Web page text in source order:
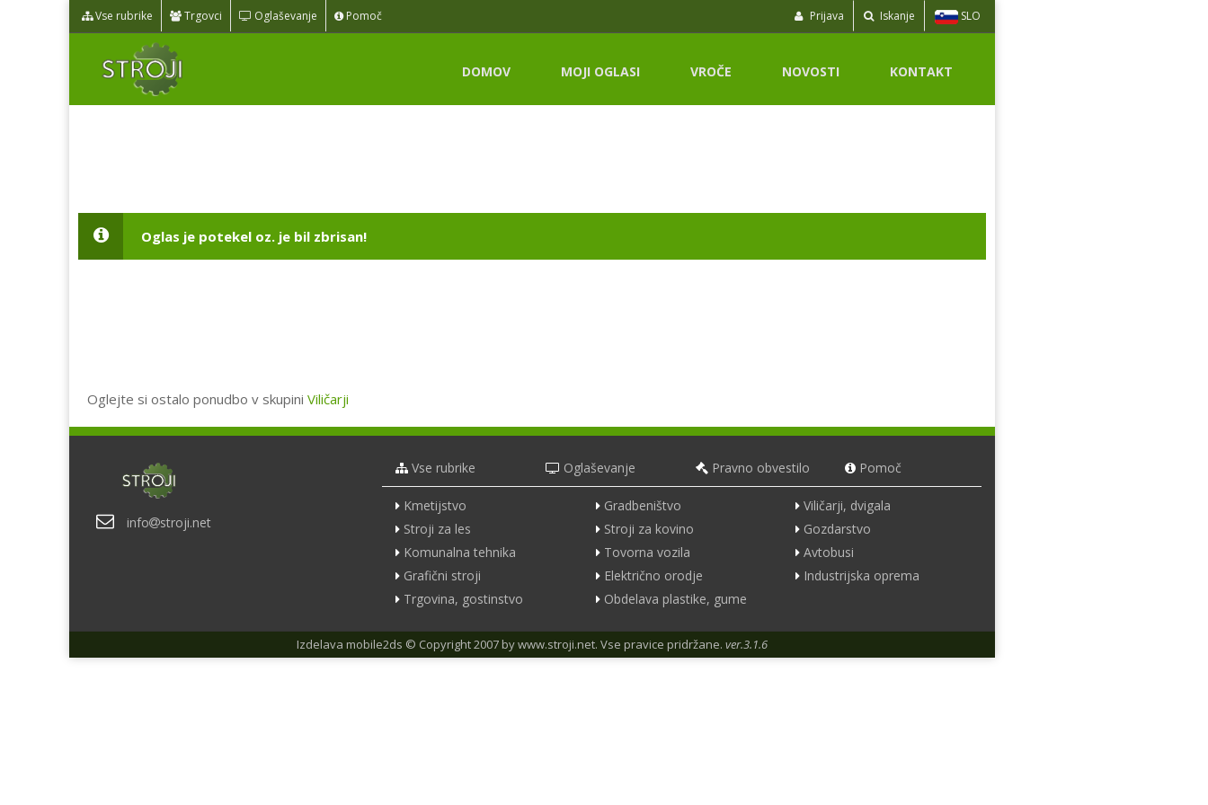
Vse rubrike Trgovci Oglaševanje Pomoč Prijava Iskanje SLO
DOMOV MOJI OGLASI VROČE NOVOSTI KONTAKT
Oglas je potekel oz. je bil zbrisan!
Oglejte si ostalo ponudbo v skupini Viličarji
info stroji.net
Vse rubrike Oglaševanje Pravno obvestilo Pomoč
Kmetijstvo Gradbeništvo
Viličarji, dvigala
Stroji za les
Stroji za kovino
Gozdarstvo
Komunalna tehnika
Tovorna vozila
Avtobusi
Grafični stroji
Električno orodje
Industrijska oprema
Trgovina, gostinstvo
Obdelava plastike, gume
Izdelava mobile2ds © Copyright 2007 bywww.stroji.net. Vse pravice pridržane. ver.3.1.6